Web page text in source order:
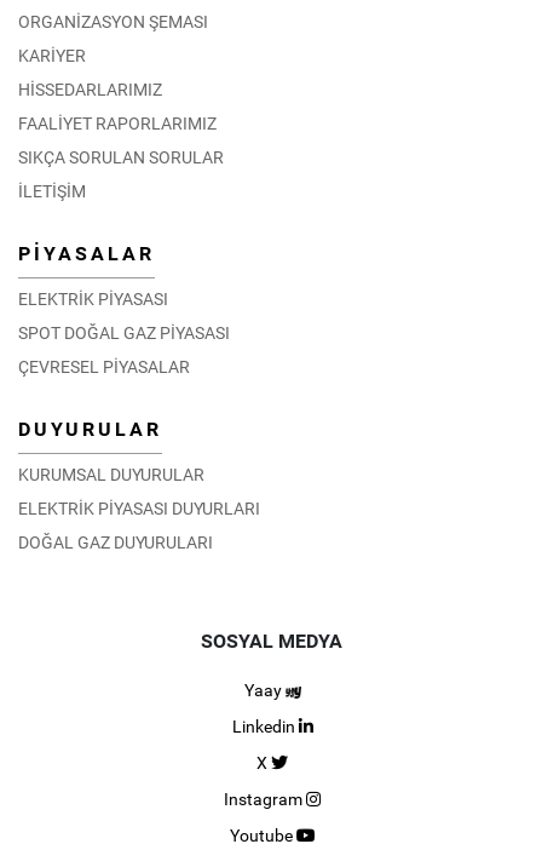
ORGANİZASYON ŞEMASI
KARİYER
HİSSEDARLARIMIZ
FAALİYET RAPORLARIMIZ
SIKÇA SORULAN SORULAR
İLETİŞİM
PİYASALAR
ELEKTRİK PİYASASI
SPOT DOĞAL GAZ PİYASASI
ÇEVRESEL PİYASALAR
DUYURULAR
KURUMSAL DUYURULAR
ELEKTRİK PİYASASI DUYURLARI
DOĞAL GAZ DUYURULARI
SOSYAL MEDYA
Yaay
Linkedin
X
Instagram
Youtube